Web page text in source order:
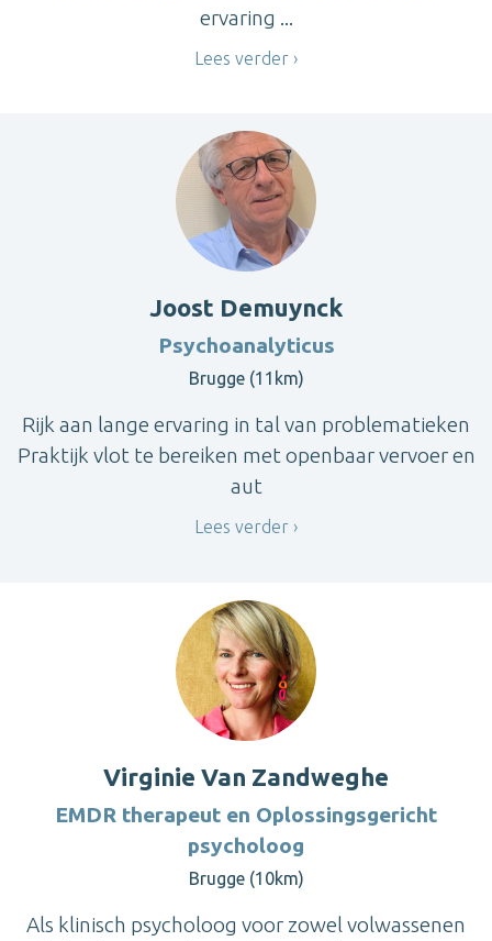
ervaring ...
Lees verder
Joost Demuynck
Psychoanalyticus
Brugge (11km)
Rijk aan lange ervaring in tal van problematieken
Praktijk vlot te bereiken met openbaar vervoer en
aut
Lees verder
Virginie Van Zandweghe
EMDR therapeut en Oplossingsgericht
psycholoog
Brugge (10km)
Als klinisch psycholoog voor zowel volwassenen